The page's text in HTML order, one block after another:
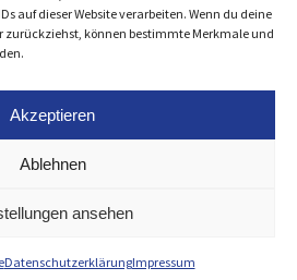
auf dieser Website verarbeiten. Wenn du deine
können bestimmte Merkmale und
Akzeptieren
Ablehnen
ansehen
DatenschutzerklärungImpressum